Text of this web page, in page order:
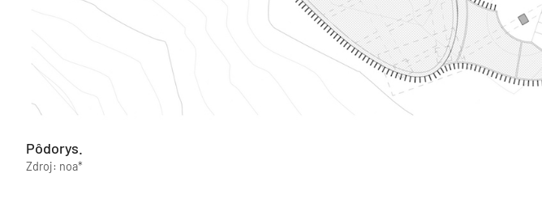
Pôdorys.
Zdroj: noa*